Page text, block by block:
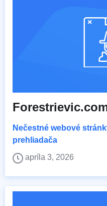
Nečestné webové
prehliadača
apríla 3, 2026